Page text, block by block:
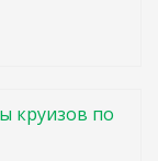
круизов по